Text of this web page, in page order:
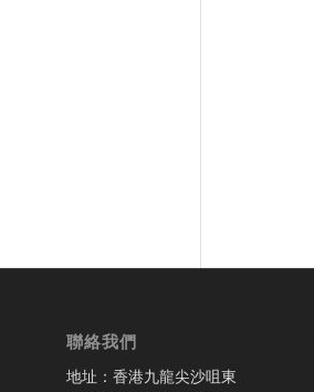
聯絡我們
地址：香港九龍尖沙咀東